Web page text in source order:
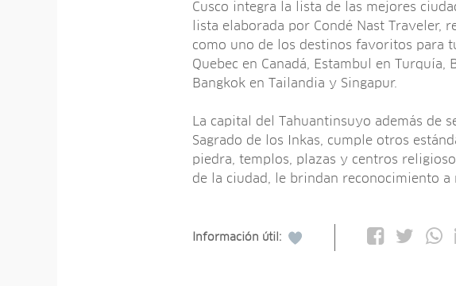
Cusco integra la lista de las mejores
lista elaborada por Condé Nast Traveler,
como uno de los destinos favoritos para
Quebec en Canadá, Estambul en Turquía,
Bangkok en Tailandia y Singapur.
La capital del Tahuantinsuyo además de
Sagrado de los Inkas, cumple otros
piedra, templos, plazas y centros
de la ciudad, le brindan reconocimiento a
Información útil: